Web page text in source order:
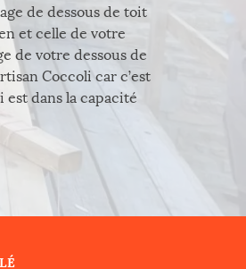
de dessous de toit
et celle de votre
de votre dessous de
Coccoli car c’est
dans la capacité